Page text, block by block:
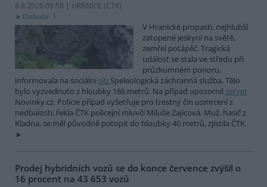
8.8.2026 09:58 | HRANICE (ČTK)
Diskuse: 1
V Hranické propasti, nejhlubší
zatopené jeskyni na světě,
zemřel potápěč. Tragická
událost se stala ve středu při
průzkumném ponoru,
informovala na sociální síti Speleologická záchranná služba. Tělo
bylo vyzvednuto z hloubky 186 metrů. Na případ upozornil server
Novinky.cz. Policie případ vyšetřuje pro trestný čin usmrcení z
nedbalosti, řekla ČTK policejní mluvčí Miluše Zajícová. Muž, hasič z
Kladna, se měl původně potopit do hloubky 40 metrů, zjistila ČTK.
Prodej hybridních vozů se do konce července zvýšil o
16 procent na 43 653 vozů